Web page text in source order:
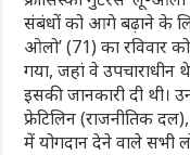
संबंधों को आगे बढ़ाने के
ओलो’ (71) का रविवार
गया, जहां वे उपचाराधीन
इसकी जानकारी दी थी।
फ्रेटिलिन (राजनीतिक दल),
में योगदान देने वाले सभी